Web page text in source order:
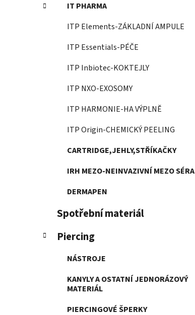
IT PHARMA
ITP Elements-ZÁKLADNÍ AMPULE
ITP Essentials-PÉČE
ITP Inbiotec-KOKTEJLY
ITP NXO-EXOSOMY
ITP HARMONIE-HA VÝPLNĚ
ITP Origin-CHEMICKÝ PEELING
CARTRIDGE,JEHLY,STŘÍKAČKY
IRH MEZO-NEINVAZIVNÍ MEZO SÉRA
DERMAPEN
Spotřební materiál
Piercing
NÁSTROJE
KANYLY A OSTATNÍ JEDNORÁZOVÝ
MATERIÁL
PIERCINGOVÉ ŠPERKY